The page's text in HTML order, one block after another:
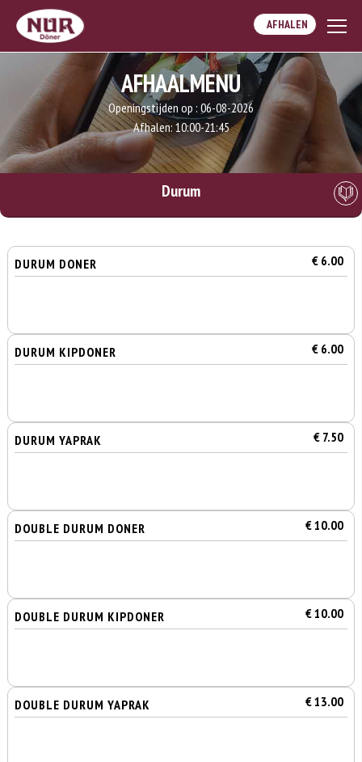
AFHALEN
AFHAALMENU
Openingstijden op : 06-08-2026
Afhalen: 10:00-21:45
Durum
DURUM DONER € 6.00
DURUM KIPDONER € 6.00
DURUM YAPRAK € 7.50
DOUBLE DURUM DONER € 10.00
DOUBLE DURUM KIPDONER € 10.00
DOUBLE DURUM YAPRAK € 13.00